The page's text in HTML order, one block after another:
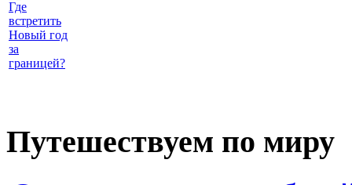
Где
встретить
Новый год
за
границей?
Путешествуем по миру